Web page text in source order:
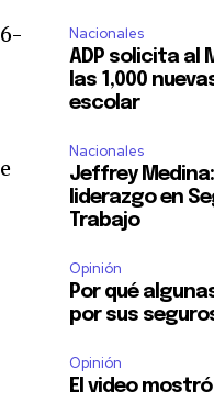
Nacionales
ADP solicita al
las 1,000
escolar
Nacionales
Jeffrey
liderazgo en
Trabajo
Opinión
Por qué
por sus
Opinión
El video